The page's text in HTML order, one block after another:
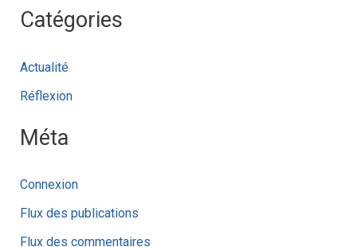
Catégories
Actualité
Réflexion
Méta
Connexion
Flux des publications
Flux des commentaires